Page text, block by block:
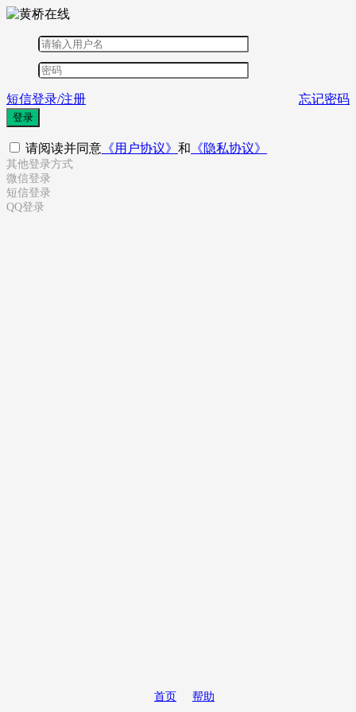
短信登录/注册 忘记密码
登录
请阅读并同意 《用户协议》 和 《隐私协议》
其他登录方式
微信登录
短信登录
QQ登录
首页 帮助